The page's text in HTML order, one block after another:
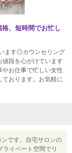
格、短時間でお忙し
ます◎カウンセリング
段を心がけています
お仕事で忙しい女性
おります。お気軽に
です。自宅サロンの
イベート空間でリ